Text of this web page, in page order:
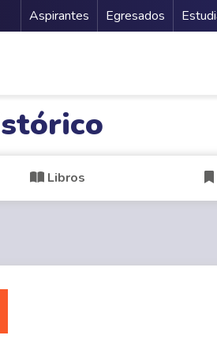
Menu
Aspirantes Egresados
Libros